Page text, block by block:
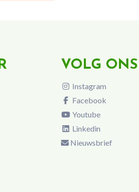
VOLG ONS
Instagram
Facebook
Youtube
Linkedin
Nieuwsbrief